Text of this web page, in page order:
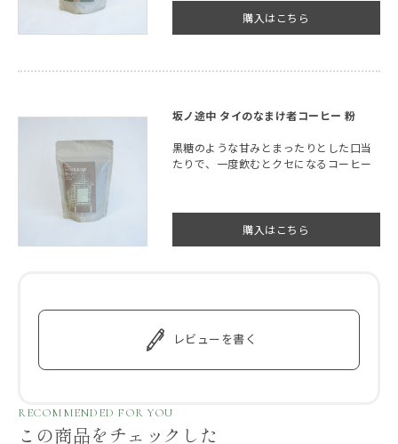
購入はこちら
坂ノ途中 タイのなまけ者コーヒー 粉
黒糖のような甘みとまったりとした口当
たりで、一度飲むとクセになるコーヒー
購入はこちら
レビューを書く
RECOMMENDED FOR YOU
この商品をチェックした